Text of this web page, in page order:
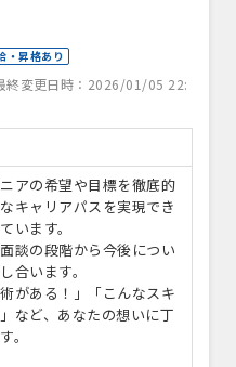
・昇格あり
終変更日時：2026/01/05 22:
アの希望や目標を徹底的
キャリアパスを実現でき
います。
談の段階から今後につい
合います。
がある！」「こんなスキ
など、あなたの想いに丁
。